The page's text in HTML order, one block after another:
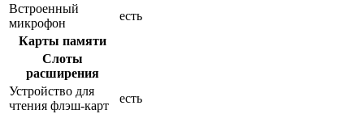
Встроенный
микрофон
есть
Карты памяти
Слоты
расширения
Устройство для
чтения флэш-карт
есть